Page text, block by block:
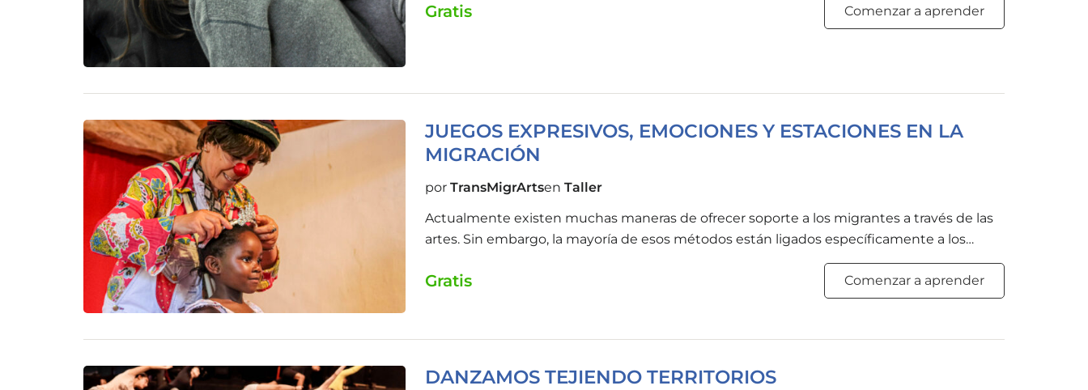
Gratis Comenzar a aprender
JUEGOS EXPRESIVOS, EMOCIONES Y ESTACIONES EN LA
MIGRACIÓN
por TransMigrArtsen Taller
Actualmente existen muchas maneras de ofrecer soporte a los migrantes a través de las
artes. Sin embargo, la mayoría de esos métodos están ligados específicamente a los
campos de la medicina, la psiquiatría o la psicología. Durante muchos años los estudios se
han centrado en examinar los efectos que el arte tienen sobre la salud y sobre la
prevención de enfermedades, pero pocas investigaciones toman en consideración los
Gratis Comenzar a aprender
DANZAMOS TEJIENDO TERRITORIOS